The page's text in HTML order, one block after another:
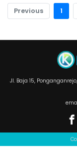
Previous 1
Jl. Baja 15,